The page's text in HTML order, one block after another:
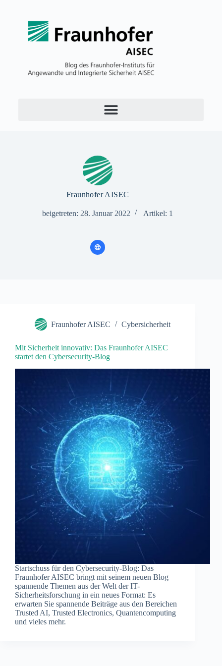
Fraunhofer AISEC
beigetreten: 28. Januar 2022 Artikel: 1
Fraunhofer AISEC Cybersicherheit
Mit Sicherheit innovativ: Das Fraunhofer AISEC
startet den Cybersecurity-Blog
Startschuss für den Cybersecurity-Blog: Das
Fraunhofer AISEC bringt mit seinem neuen Blog
spannende Themen aus der Welt der IT-
Sicherheitsforschung in ein neues Format: Es
erwarten Sie spannende Beiträge aus den Bereichen
Trusted AI, Trusted Electronics, Quantencomputing
und vieles mehr.